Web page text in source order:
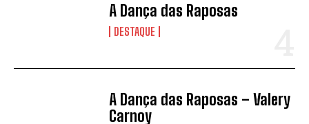
A Dança das Raposas
DESTAQUE
A Dança das Raposas – Valery
Carnoy